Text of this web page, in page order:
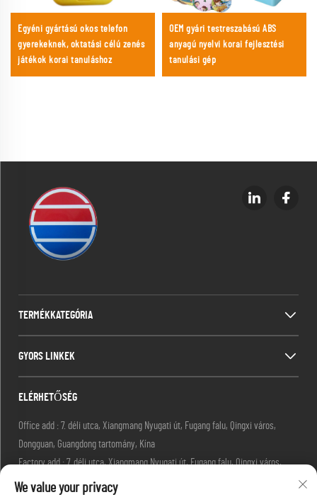
Egyéni gyártású okos telefon
gyerekeknek, oktatási célú zenés
játékok korai tanuláshoz
OEM gyári testreszabású ABS
anyagú nyelvi korai fejlesztési
tanulási gép
TERMÉKKATEGÓRIA
GYORS LINKEK
ELÉRHETŐSÉG
Office add : 7. déli utca, Xiangmang Nyugati út, Fugang falu, Qingxi város,
Dongguan, Guangdong tartomány, Kína
Factory add : 7. déli utca, Xiangmang Nyugati út, Fugang falu, Qingxi város,
Dongguan város, Guangdong tartomány, Kína.
We value your privacy